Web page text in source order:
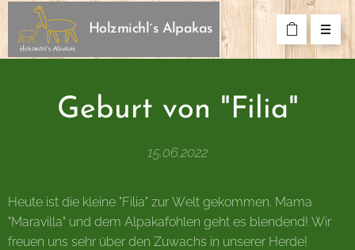
Holzmichl´s Alpakas
Geburt von "Filia"
15.06.2022
Heute ist die kleine "Filia" zur Welt gekommen. Mama
"Maravilla" und dem Alpakafohlen geht es blendend! Wir
freuen uns sehr über den Zuwachs in unserer Herde!